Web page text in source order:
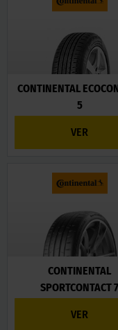
CONTINENTAL
5
VER
CONTINENTAL
SPORTCONTACT 7
VER